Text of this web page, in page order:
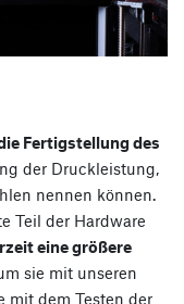
Fertigstellung des
der Druckleistung,
nennen können.
Teil der Hardware
eine größere
sie mit unseren
mit dem Testen der